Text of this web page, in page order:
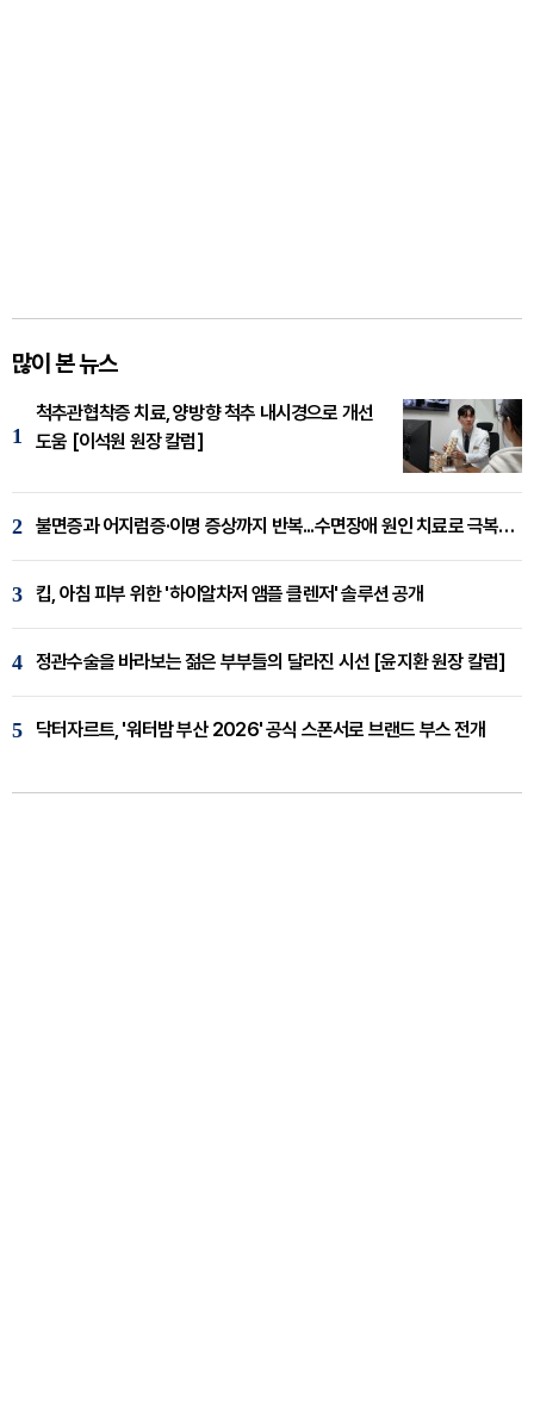
많이 본 뉴스
1
척추관협착증 치료, 양방향 척추 내시경으로 개선
도움 [이석원 원장 칼럼]
2 불면증과 어지럼증·이명 증상까지 반복...수면장애 원인 치료로 극복해야
3 킵, 아침 피부 위한 '하이알차저 앰플 클렌저' 솔루션 공개
4 정관수술을 바라보는 젊은 부부들의 달라진 시선 [윤지환 원장 칼럼]
5 닥터자르트, '워터밤 부산 2026' 공식 스폰서로 브랜드 부스 전개